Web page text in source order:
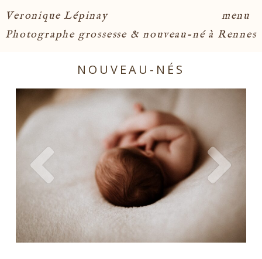
menu
Veronique Lépinay
Photographe grossesse & nouveau-né à Rennes
NOUVEAU-NÉS